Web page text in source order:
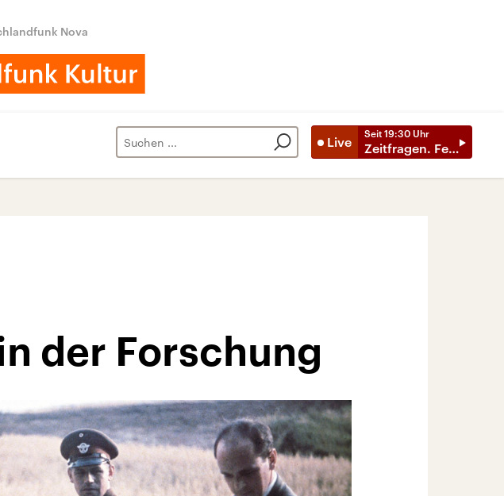
Nova
Live
Seit 19:30 Uhr
Zeitfragen. Feature
der Forschung